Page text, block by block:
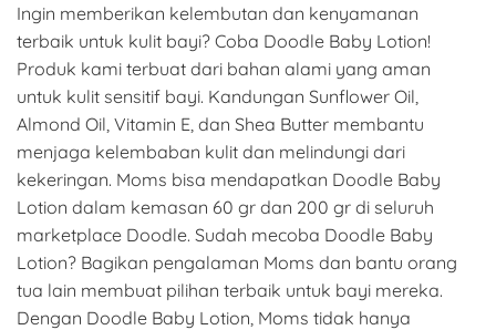
Ingin memberikan kelembutan dan kenyamanan
terbaik untuk kulit bayi? Coba Doodle Baby Lotion!
Produk kami terbuat dari bahan alami yang aman
untuk kulit sensitif bayi. Kandungan Sunflower Oil,
Almond Oil, Vitamin E, dan Shea Butter membantu
menjaga kelembaban kulit dan melindungi dari
kekeringan. Moms bisa mendapatkan Doodle Baby
Lotion dalam kemasan 60 gr dan 200 gr di seluruh
marketplace Doodle. Sudah mecoba Doodle Baby
Lotion? Bagikan pengalaman Moms dan bantu orang
tua lain membuat pilihan terbaik untuk bayi mereka.
Dengan Doodle Baby Lotion, Moms tidak hanya